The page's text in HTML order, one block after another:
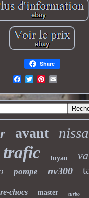
Share
avant
trafic tuyau
pompe nv300
chocs master turbo